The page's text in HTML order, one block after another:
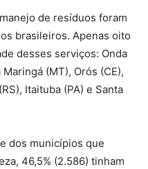
de resíduos foram
brasileiros. Apenas oito
desses serviços: Onda
(MT), Orós (CE),
Itaituba (PA) e Santa
dos municípios que
46,5% (2.586) tinham